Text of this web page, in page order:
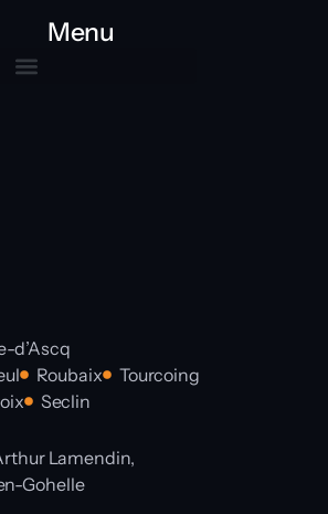
Menu
d’Ascq
Roubaix
Tourcoing
Seclin
Lamendin,
Gohelle